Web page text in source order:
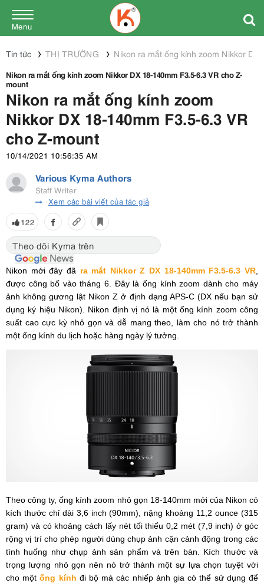
Menu
Tin tức THỊ TRƯỜNG
Nikon ra mắt ống kính zoom Nikkor
Nikon ra mắt ống kính zoom Nikkor DX 18-140mm F3.5-6.3 VR cho Z-
mount
Nikon ra mắt ống kính zoom
Nikkor DX 18-140mm F3.5-6.3 VR
cho Z-mount
10/14/2021 10:56:35 AM
Various Kyma Authors
Staff Writer
Xem các bài viết của tác giả
122
Theo dõi Kyma trên
Nikon mới đây đã ra mắt Nikkor Z DX 18-140mm F3.5-6.3 VR
được công bố vào tháng 6. Đây là ống kính zoom dành cho máy
ảnh không gương lật Nikon Z ở định dạng APS-C (DX nếu bạn sử
dụng ký hiệu Nikon). Nikon định vị nó là một ống kính zoom công
suất cao cực kỳ nhỏ gọn và dễ mang theo, làm cho nó trở thành
một ống kính du lịch hoặc hàng ngày lý tưởng.
Theo công ty, ống kính zoom nhỏ gọn 18-140mm mới của Nikon có
kích thước chỉ dài 3,6 inch (90mm), nặng khoảng 11,2 ounce (315
gram) và có khoảng cách lấy nét tối thiểu 0,2 mét (7,9 inch) ở góc
rộng vị trí cho phép người dùng chụp ảnh cận cảnh động trong các
tình huống như chụp ảnh sản phẩm và trên bàn. Kích thước và
trọng lượng nhỏ gọn nên nó trở thành một sự lựa chọn tuyệt vời
cho mộtống kính đi bộ mà các nhiếp ảnh gia có thể sử dụng để